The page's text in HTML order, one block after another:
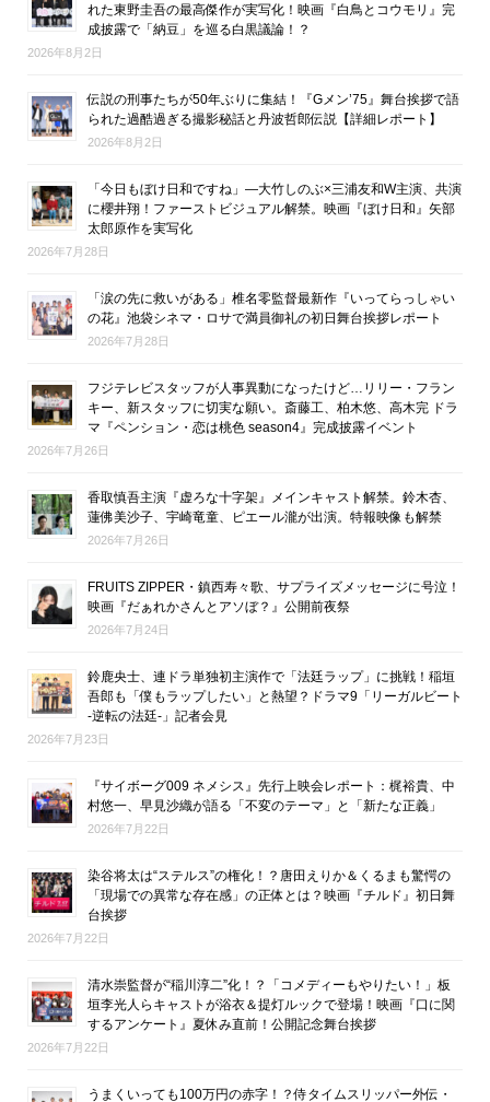
れた東野圭吾の最高傑作が実写化！映画『白鳥とコウモリ』完
成披露で「納豆」を巡る白黒議論！？
2026年8月2日
伝説の刑事たちが50年ぶりに集結！『Gメン’75』舞台挨拶で語
られた過酷過ぎる撮影秘話と丹波哲郎伝説【詳細レポート】
2026年8月2日
「今日もぼけ日和ですね」―大竹しのぶ×三浦友和W主演、共演
に櫻井翔！ファーストビジュアル解禁。映画『ぼけ日和』矢部
太郎原作を実写化
2026年7月28日
「涙の先に救いがある」椎名零監督最新作『いってらっしゃい
の花』池袋シネマ・ロサで満員御礼の初日舞台挨拶レポート
2026年7月28日
フジテレビスタッフが人事異動になったけど…リリー・フラン
キー、新スタッフに切実な願い。斎藤工、柏木悠、高木完 ドラ
マ『ペンション・恋は桃色 season4』完成披露イベント
2026年7月26日
香取慎吾主演『虚ろな十字架』メインキャスト解禁。鈴木杏、
蓮佛美沙子、宇崎竜童、ピエール瀧が出演。特報映像も解禁
2026年7月26日
FRUITS ZIPPER・鎮西寿々歌、サプライズメッセージに号泣！
映画『だぁれかさんとアソぼ？』公開前夜祭
2026年7月24日
鈴鹿央士、連ドラ単独初主演作で「法廷ラップ」に挑戦！稲垣
吾郎も「僕もラップしたい」と熱望？ドラマ9「リーガルビート
-逆転の法廷-」記者会見
2026年7月23日
『サイボーグ009 ネメシス』先行上映会レポート：梶裕貴、中
村悠一、早見沙織が語る「不変のテーマ」と「新たな正義」
2026年7月22日
染谷将太は“ステルス”の権化！？唐田えりか＆くるまも驚愕の
「現場での異常な存在感」の正体とは？映画『チルド』初日舞
台挨拶
2026年7月22日
清水崇監督が“稲川淳二”化！？「コメディーもやりたい！」板
垣李光人らキャストが浴衣＆提灯ルックで登場！映画『口に関
するアンケート』夏休み直前！公開記念舞台挨拶
2026年7月22日
うまくいっても100万円の赤字！？侍タイムスリッパー外伝・